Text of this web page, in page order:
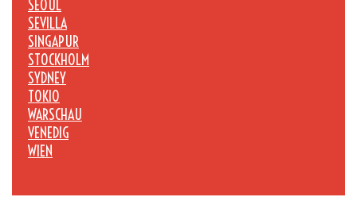
SEOUL
SEVILLA
SINGAPUR
STOCKHOLM
SYDNEY
TOKIO
WARSCHAU
VENEDIG
WIEN